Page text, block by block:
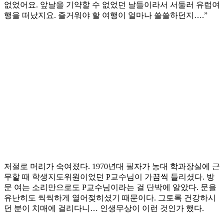
없었어요. 앞날을 기약할 수 없었던 날들이라서 서둘러 유럽여
행을 떠났지요. 즐거워야 할 여행이 얼마나 쓸쓸하던지….”
저절로 머리가 숙여졌다. 1970년대 필자가 농대 학과장실에 근
무할 때 학생지도위원이었던 P교수님이 가끔씩 들리셨다. 방
문 여는 소리만으로도 P교수님이라는 걸 단박에 알았다. 문을
유난히도 씩씩하게 열어젖히셨기 때문이다. 그토록 건강하시
던 분이 치매에 걸리다니… 인생무상이 이런 것인가 했다.